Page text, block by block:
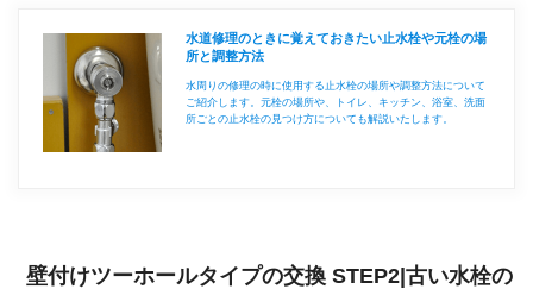
水道修理のときに覚えておきたい止水栓や元栓の場
所と調整方法
水周りの修理の時に使用する止水栓の場所や調整方法について
ご紹介します。元栓の場所や、トイレ、キッチン、浴室、洗面
所ごとの止水栓の見つけ方についても解説いたします。
壁付けツーホールタイプの交換 STEP2|古い水栓の